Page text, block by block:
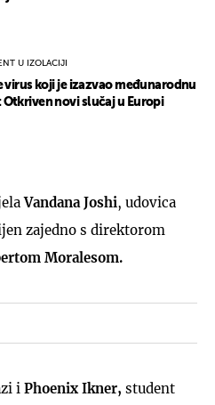
U IZOLACIJI
virus koji je izazvao međunarodnu
novi slučaj u Europi
Vandana Joshi, udovica
zajedno s direktorom
Moralesom.
i Phoenix Ikner, student